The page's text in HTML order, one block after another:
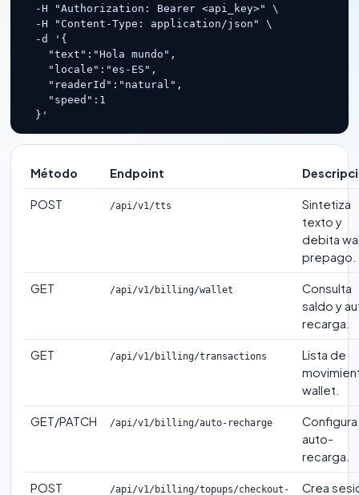
  -H "Authorization: Bearer <api_key>" \
  -H "Content-Type: application/json" \
  -d '{
    "text":"Hola mundo",
    "locale":"es-ES",
    "readerId":"natural",
    "speed":1
  }'
Método Endpoint
POST /api/v1/tts
Sintetiza
texto y
debita
prepago.
GET /api/v1/billing/wallet
Consulta
saldo y
recarga.
GET /api/v1/billing/transactions
Lista de
wallet.
GET/PATCH /api/v1/billing/auto-recharge
Configura
auto-
recarga.
POST /api/v1/billing/topups/checkout- Crea